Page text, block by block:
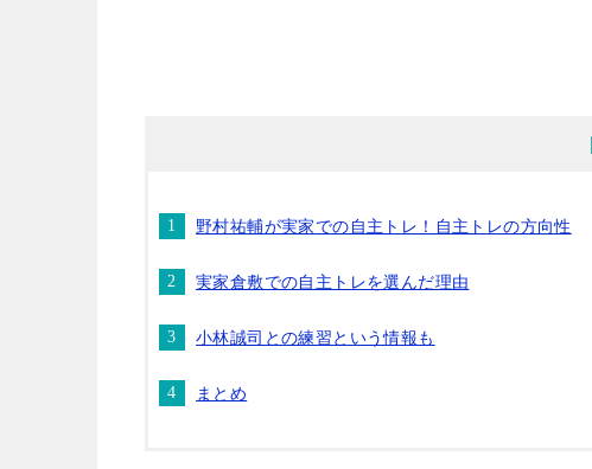
野村祐輔が実家での自主トレ！自主トレの方向性
実家倉敷での自主トレを選んだ理由
小林誠司との練習という情報も
まとめ